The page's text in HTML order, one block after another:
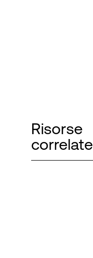
Risorse
correlate